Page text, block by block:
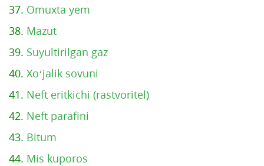
37. Omuxta yem
38. Mazut
39. Suyultirilgan gaz
40. Xo‘jalik sovuni
41. Neft eritkichi (rastvoritel)
42. Neft parafini
43. Bitum
44. Mis kuporos